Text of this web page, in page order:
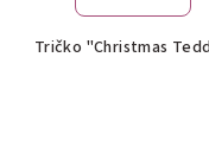
Tričko "Christmas